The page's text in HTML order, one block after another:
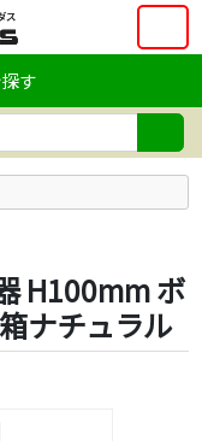
す
H100mm ボ
ナチュラル